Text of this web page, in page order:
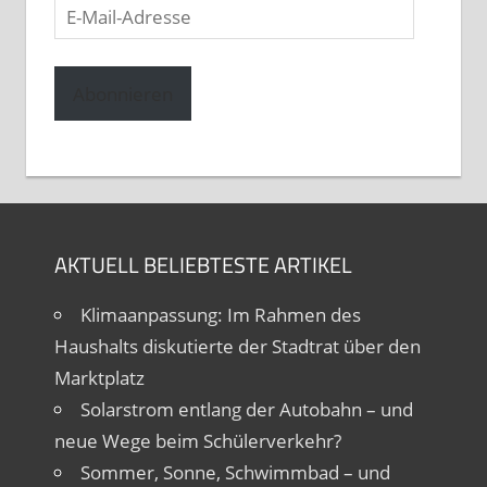
E-
Mail-
Adresse
AKTUELL BELIEBTESTE ARTIKEL
Klimaanpassung: Im Rahmen des
Haushalts diskutierte der Stadtrat über den
Marktplatz
Solarstrom entlang der Autobahn – und
neue Wege beim Schülerverkehr?
Sommer, Sonne, Schwimmbad – und